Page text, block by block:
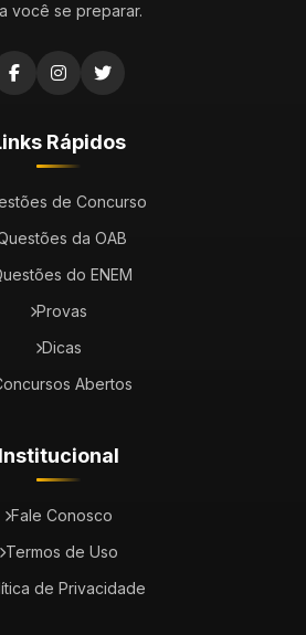
você se preparar.
Rápidos
de Concurso
da OAB
do ENEM
Provas
Dicas
Abertos
Institucional
Fale Conosco
Termos de Uso
de Privacidade